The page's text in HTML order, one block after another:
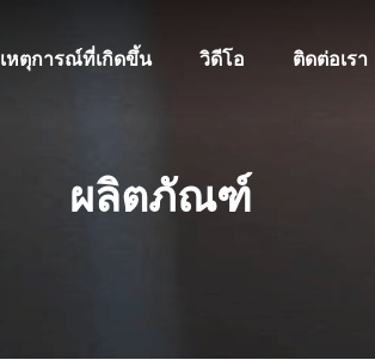
เหตุการณ์ที่เกิดขึ้น วิดีโอ ติดต่อเรา
ผลิตภัณฑ์